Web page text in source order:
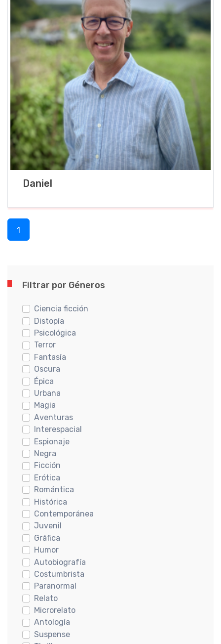
Filtrar por Géneros
Ciencia ficción
Distopía
Psicológica
Terror
Fantasía
Oscura
Épica
Urbana
Magia
Aventuras
Interespacial
Espionaje
Negra
Ficción
Erótica
Romántica
Histórica
Contemporánea
Juvenil
Gráfica
Humor
Autobiografía
Costumbrista
Paranormal
Relato
Microrelato
Antología
Suspense
Daniel
1